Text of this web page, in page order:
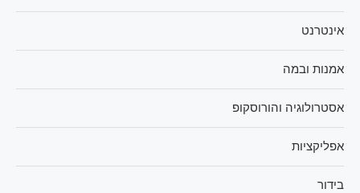
אינטרנט
אמנות ובמה
אסטרולוגיה והורוסקופ
אפליקציות
בידור